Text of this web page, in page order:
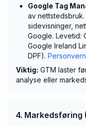
Google Tag
av nettstedsbruk.
sidevisninger,
Google. Levetid:
Google Ireland
DPF).
Viktig: GTM laster
analyse eller
4. Markedsføring